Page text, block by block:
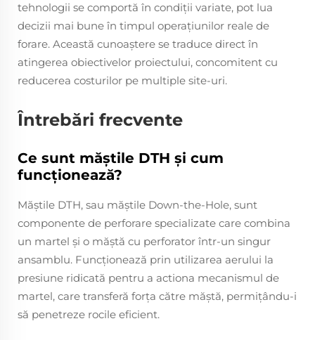
tehnologii se comportă în condiții variate, pot lua
decizii mai bune în timpul operațiunilor reale de
forare. Această cunoaștere se traduce direct în
atingerea obiectivelor proiectului, concomitent cu
reducerea costurilor pe multiple site-uri.
Întrebări frecvente
Ce sunt măștile DTH și cum
funcționează?
Măștile DTH, sau măștile Down-the-Hole, sunt
componente de perforare specializate care combina
un martel și o măștă cu perforator într-un singur
ansamblu. Funcționează prin utilizarea aerului la
presiune ridicată pentru a actiona mecanismul de
martel, care transferă forța către măștă, permițându-i
să penetreze rocile eficient.